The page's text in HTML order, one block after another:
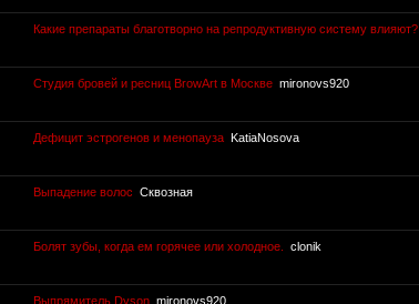
Какие препараты благотворно на репродуктивную систему влияют?
Студия бровей и ресниц BrowArt в Москве mironovs920
Дефицит эстрогенов и менопауза
KatiaNosova
Выпадение волос Сквозная
Болят зубы, когда ем горячее или холодное.
clonik
Выпрямитель Dyson mironovs920